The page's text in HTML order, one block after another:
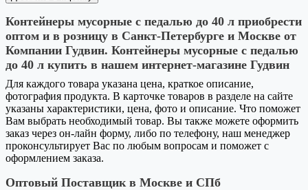
Контейнеры мусорные с педалью до 40 л приобрести
оптом и в розницу в Санкт-Петербурге и Москве от
Компании Гудвин. Контейнеры мусорные с педалью
до 40 л купить в нашем интернет-магазине Гудвин
Для каждого товара указана цена, краткое описание,
фотография продукта. В карточке товаров в разделе на сайте
указаны характеристики, цена, фото и описание. Что поможет
Вам выбрать необходимый товар. Вы также можете оформить
заказ через он-лайн форму, либо по телефону, наш менеджер
проконсультирует Вас по любым вопросам и поможет с
оформлением заказа.
Оптовый Поставщик в Москве и СПб